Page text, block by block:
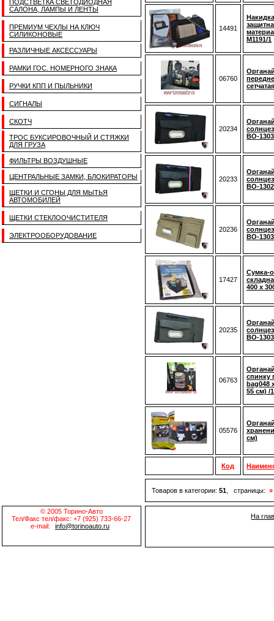
ПОДСТВЕТКА СВЕТОДИОДНАЯ
САЛОНА, ЛАМПЫ И ЛЕНТЫ
ПРЕМИУМ ЧЕХЛЫ НА КЛЮЧ
СИЛИКОНОВЫЕ
РАЗЛИЧНЫЕ АКСЕССУАРЫ
РАМКИ ГОС. НОМЕРНОГО ЗНАКА
РУЧКИ КПП И ПЫЛЬНИКИ
СИГНАЛЫ
СКОТЧ
ТРОС БУКСИРОВОЧНЫЙ И СТЯЖКИ
ДЛЯ ГРУЗА
ФИЛЬТРЫ ВОЗДУШНЫЕ
ЦЕНТРАЛЬНЫЕ ЗАМКИ, БЛОКИРАТОРЫ
ЩЕТКИ И СГОНЫ ДЛЯ МЫТЬЯ
АВТОМОБИЛЕЙ
ЩЕТКИ СТЕКЛООЧИСТИТЕЛЯ
ЭЛЕКТРООБОРУДОВАНИЕ
14491
М1191/1
06760
20234
BO-
20233
BO-
20236
BO-
17427
Сумка-
400 х
20235
BO-
06763
спинку
bag048
55 см) /1
05576
см)
Код
Товаров в категории: 51 , страницы: »
© 2005 Торино-Авто
Тел/Факс тел/факс: +7 (925) 733-66-27
e-mail:
info@torinoauto.ru
На